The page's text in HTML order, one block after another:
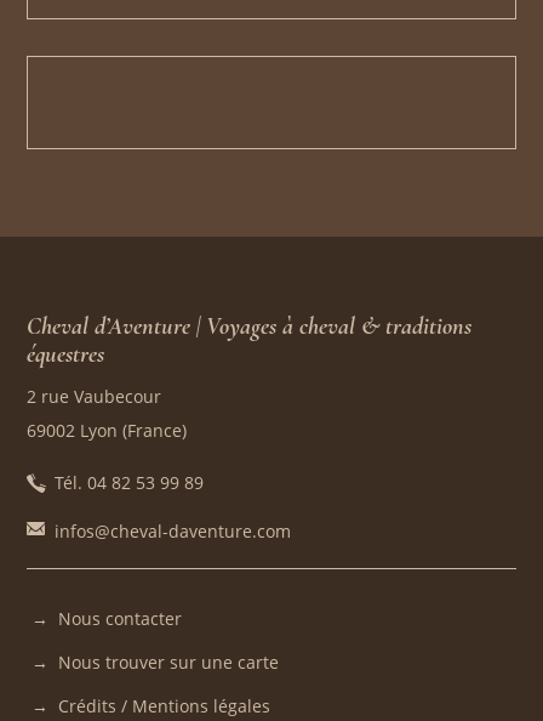
Cheval d’Aventure | Voyages à cheval & traditions
équestres
2 rue Vaubecour
69002 Lyon (France)
Tél. 04 82 53 99 89
infos@cheval-daventure.com
Nous contacter
Nous trouver sur une carte
Crédits / Mentions légales